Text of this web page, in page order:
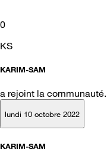
0
KS
KARIM-SAM
a rejoint la communauté.
lundi 10 octobre 2022
KARIM-SAM